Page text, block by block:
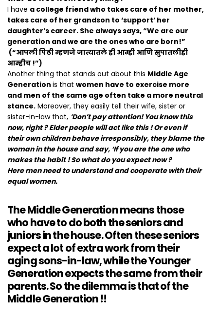
I have a college friend who takes care of her mother,
takes care of her grandson to ‘support’ her
daughter’s career. She always says, “We are our
generation and we are the ones who are born!”
(“आपली पिढी म्हणजे जात्यातले ही आम्ही आणि सुपातलीही
आम्हीच !”)
Another thing that stands out about this Middle Age
Generation is that women have to exercise more
and men of the same age often take a more neutral
stance. Moreover, they easily tell their wife, sister or
sister-in-law that, ‘Don’t pay attention! You know this
now, right ? Elder people will act like this ! Or even if
their own children behave irresponsibly, they blame the
woman in the house and say, ‘If you are the one who
makes the habit ! So what do you expect now ?
Here men need to understand and cooperate with their
equal women.
The Middle Generation means those
who have to do both the seniors and
juniors in the house. Often these seniors
expect a lot of extra work from their
aging sons-in-law, while the Younger
Generation expects the same from their
parents. So the dilemma is that of the
Middle Generation !!